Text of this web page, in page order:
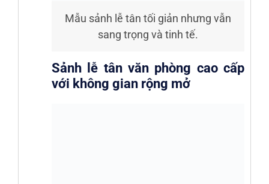
Mẫu sảnh lễ tân tối giản nhưng vẫn
sang trọng và tinh tế.
Sảnh lễ tân văn phòng cao cấp
với không gian rộng mở